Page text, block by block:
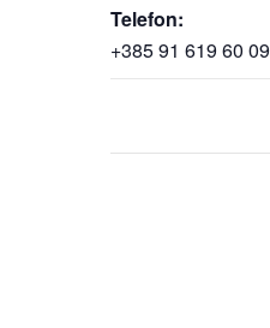
Telefon:
+385 91 619 60 09